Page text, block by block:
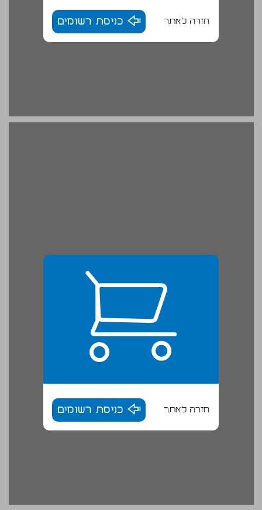
חזרה לאתר כניסת רשומים
חזרה לאתר כניסת רשומים
ראשות הגולה ... 20